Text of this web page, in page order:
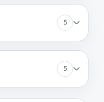
минут
защиты от протечек
минут
дверцы
5
5